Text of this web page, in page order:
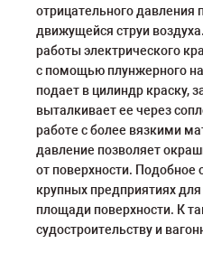
отрицательного
движущейся струи
работы электрического
с помощью плунжерного
подает в цилиндр краску,
выталкивает ее через
работе с более вязкими
давление позволяет
от поверхности. Подобное
крупных предприятиях
площади поверхности. К
судостроительству и